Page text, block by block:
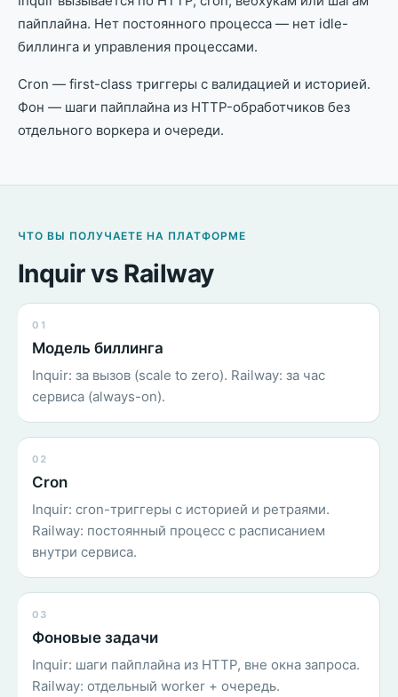
пайплайна. Нет постоянного процесса — нет idle-
биллинга и управления процессами.
Cron — first-class триггеры с валидацией и историей.
Фон — шаги пайплайна из HTTP-обработчиков без
отдельного воркера и очереди.
ЧТО ВЫ ПОЛУЧАЕТЕ НА ПЛАТФОРМЕ
Inquir vs Railway
01
Модель биллинга
Inquir: за вызов (scale to zero). Railway: за час
сервиса (always-on).
02
Cron
Inquir: cron-триггеры с историей и ретраями.
Railway: постоянный процесс с расписанием
внутри сервиса.
03
Фоновые задачи
Inquir: шаги пайплайна из HTTP, вне окна запроса.
Railway: отдельный worker + очередь.